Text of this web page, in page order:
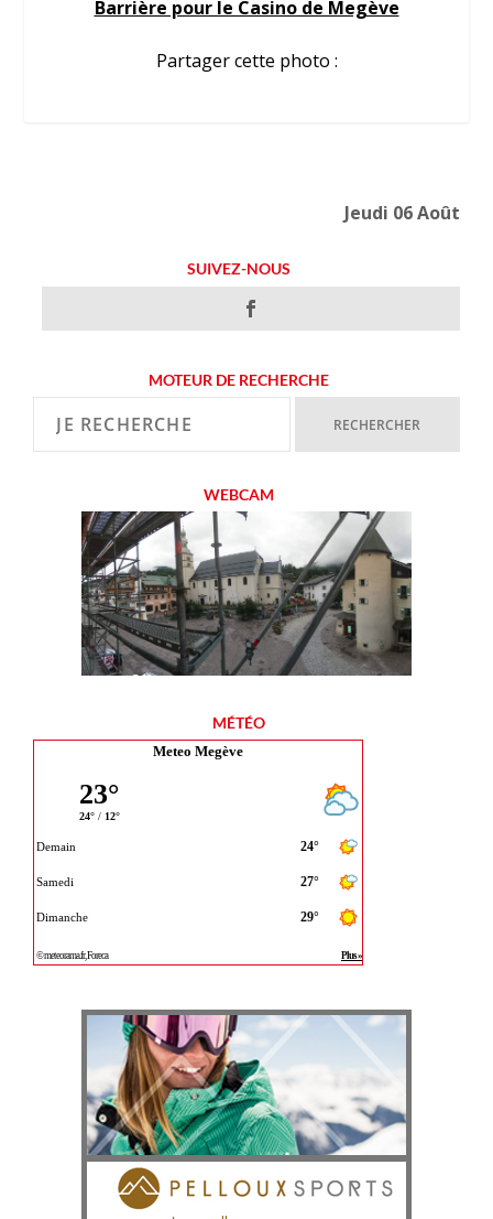
Barrière pour le Casino de Megève
Partager cette photo :
Jeudi 06 Août
SUIVEZ-NOUS
MOTEUR DE RECHERCHE
WEBCAM
MÉTÉO
Meteo Megève